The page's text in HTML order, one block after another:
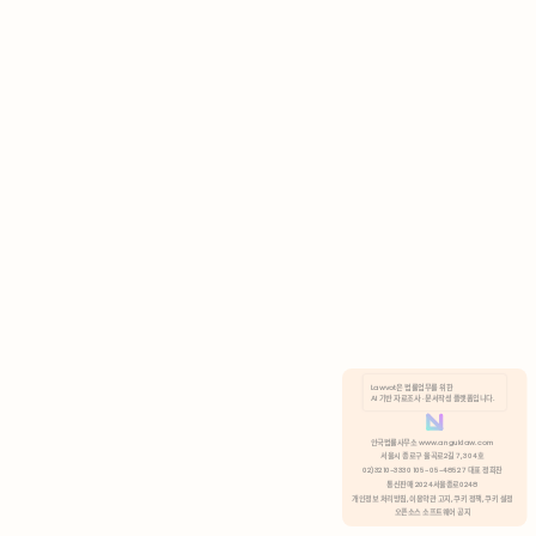
분석 쿠키 허용
Lawvot은 법률업무를 위한
AI 기반 자료조사 · 문서작성 플랫폼입니다.
안국법률사무소 www.anguklaw.com
서울시 종로구 율곡로2길 7, 304호
02)3210-3330 105-05-48527 대표 정희찬
통신판매 2024서울종로0248
개인정보 처리방침, 이용약관 고지, 쿠키 정책, 쿠키 설정
오픈소스 소프트웨어 공지